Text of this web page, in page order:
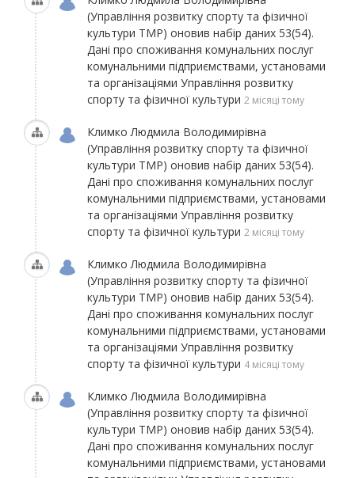
(Управління розвитку спорту та фізичної
культури ТМР) оновив набір даних 53(54).
Дані про споживання комунальних послуг
комунальними підприємствами, установами
та організаціями Управління розвитку
спорту та фізичної культури 2 місяці тому
Климко Людмила Володимирівна
(Управління розвитку спорту та фізичної
культури ТМР) оновив набір даних 53(54).
Дані про споживання комунальних послуг
комунальними підприємствами, установами
та організаціями Управління розвитку
спорту та фізичної культури 2 місяці тому
Климко Людмила Володимирівна
(Управління розвитку спорту та фізичної
культури ТМР) оновив набір даних 53(54).
Дані про споживання комунальних послуг
комунальними підприємствами, установами
та організаціями Управління розвитку
спорту та фізичної культури 4 місяці тому
Климко Людмила Володимирівна
(Управління розвитку спорту та фізичної
культури ТМР) оновив набір даних 53(54).
Дані про споживання комунальних послуг
комунальними підприємствами, установами